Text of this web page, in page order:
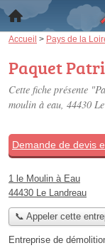
Accueil > Pays de la
Paquet
Cette fiche présente
moulin à eau, 44430
Demande de devis
1 le Moulin à Eau
44430 Le Landreau
📞 Appeler cette
Entreprise de